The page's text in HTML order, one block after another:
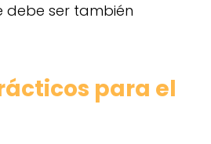
debe ser también
para el